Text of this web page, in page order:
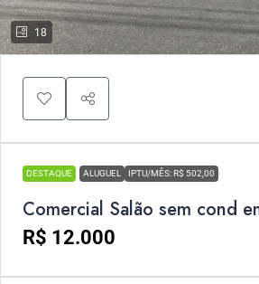
18
DESTAQUE ALUGUEL IPTU/MÊS: R$ 502,00
Comercial Salão sem cond
R$ 12.000